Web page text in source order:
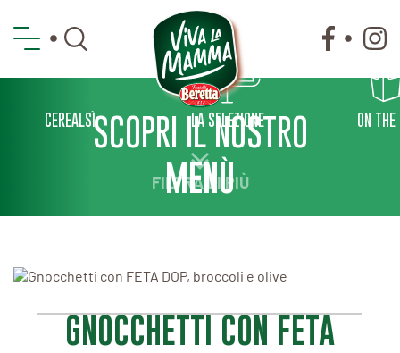
SCOPRI IL NOSTRO
MENÙ
CEREALSÌ LA SELEZIONE ON THE
FILTRA DI PIÙ
GNOCCHETTI CON FETA